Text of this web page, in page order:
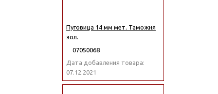
Пуговица 14 мм мет. Таможня
зол.
07050068
Дата добавления товара:
07.12.2021